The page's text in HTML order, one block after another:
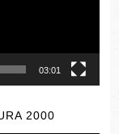
03:01
2000